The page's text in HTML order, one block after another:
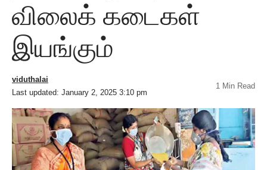
விலைக் கடைகள்
இயங்கும்
Last updated: January 2, 2025 3:10 pm
viduthalai
1 Min Read